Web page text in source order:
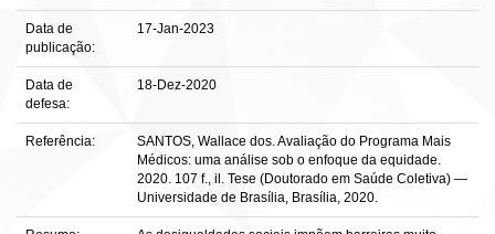
Data de
publicação:
17-Jan-2023
Data de
defesa:
18-Dez-2020
Referência:
SANTOS, Wallace dos. Avaliação do Programa Mais
Médicos: uma análise sob o enfoque da equidade.
2020. 107 f., il. Tese (Doutorado em Saúde Coletiva) —
Universidade de Brasília, Brasília, 2020.